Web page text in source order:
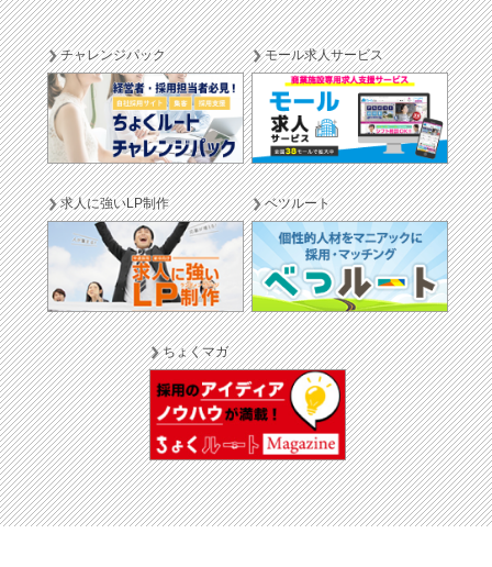
チャレンジパック モール求人サービス
求人に強いLP制作 ベツルート
ちょくマガ